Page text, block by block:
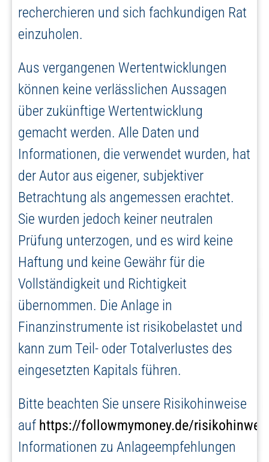
recherchieren und sich fachkundigen Rat
einzuholen.
Aus vergangenen Wertentwicklungen
können keine verlässlichen Aussagen
über zukünftige Wertentwicklung
gemacht werden. Alle Daten und
Informationen, die verwendet wurden, hat
der Autor aus eigener, subjektiver
Betrachtung als angemessen erachtet.
Sie wurden jedoch keiner neutralen
Prüfung unterzogen, und es wird keine
Haftung und keine Gewähr für die
Vollständigkeit und Richtigkeit
übernommen. Die Anlage in
Finanzinstrumente ist risikobelastet und
kann zum Teil- oder Totalverlustes des
eingesetzten Kapitals führen.
Bitte beachten Sie unsere Risikohinweise
auf https://followmymoney.de/
Informationen zu Anlageempfehlungen